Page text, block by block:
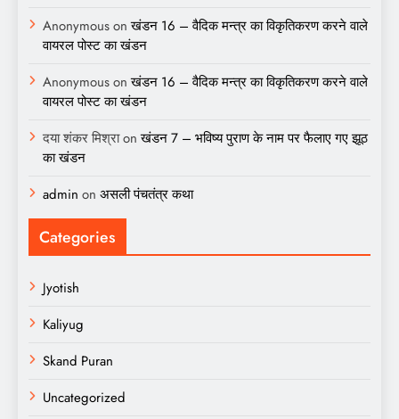
Anonymousonखंडन 16 – वैदिक मन्त्र का विकृतिकरण करने वाले
वायरल पोस्ट का खंडन
Anonymousonखंडन 16 – वैदिक मन्त्र का विकृतिकरण करने वाले
वायरल पोस्ट का खंडन
दया शंकर मिश्राonखंडन 7 – भविष्य पुराण के नाम पर फैलाए गए झूठ
का खंडन
admin on असली पंचतंत्र कथा
Categories
Jyotish
Kaliyug
Skand Puran
Uncategorized